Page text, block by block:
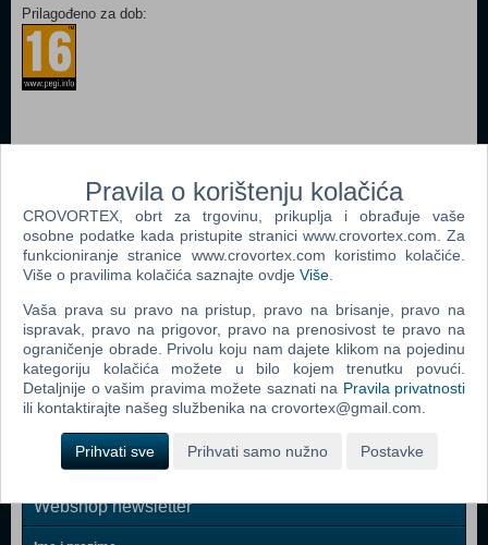
Prilagođeno za dob:
The Sims 2 (PC)
Grand Theft Auto San Andreas (PC)
Grand Theft Auto Vice City (PC)
Call Of Duty 2 (PC)
Grand Theft Auto IV (PC)
Call Of Duty 4 Modern Warfare (PC)
Webshop newsletter
Pravila o korištenju kolačića
CROVORTEX, obrt za trgovinu, prikuplja i obrađuje vaše
osobne podatke kada pristupite stranici www.crovortex.com. Za
funkcioniranje stranice www.crovortex.com koristimo kolačiće.
Više o pravilima kolačića saznajte ovdje Više
Vaša prava su pravo na pristup, pravo na brisanje, pravo na
ispravak, pravo na prigovor, pravo na prenosivost te pravo na
ograničenje obrade. Privolu koju nam dajete klikom na pojedinu
kategoriju kolačića možete u bilo kojem trenutku povući.
Detaljnije o vašim pravima možete saznati na Pravila privatnosti
ili kontaktirajte našeg službenika na crovortex@gmail.com.
Prihvati sve Prihvati samo nužno Postavke